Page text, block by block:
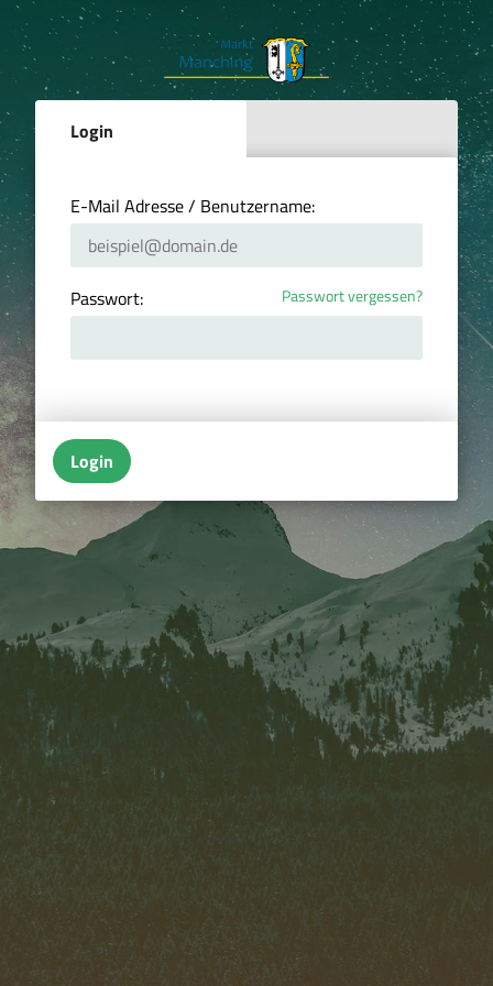
Login
E-Mail Adresse / Benutzername:
Passwort: Passwort vergessen?
Login